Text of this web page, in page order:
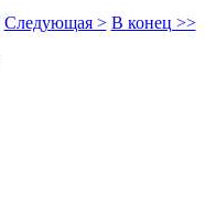
Следующая > В конец >>